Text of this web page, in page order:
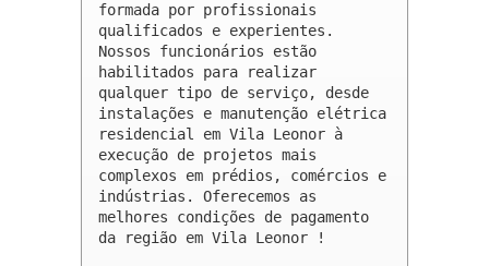
formada por profissionais
qualificados e experientes.
Nossos funcionários estão
habilitados para realizar
qualquer tipo de serviço, desde
instalações e manutenção elétrica
residencial em Vila Leonor à
execução de projetos mais
complexos em prédios, comércios e
indústrias. Oferecemos as
melhores condições de pagamento
da região em Vila Leonor !